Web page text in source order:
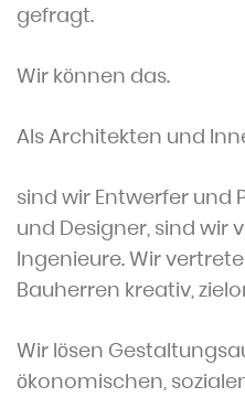
gefragt.
Wir können das.
Als Architekten und
sind wir Entwerfer und
und Designer, sind wir
Ingenieure. Wir
Bauherren kreativ,
Wir lösen
ökonomischen,